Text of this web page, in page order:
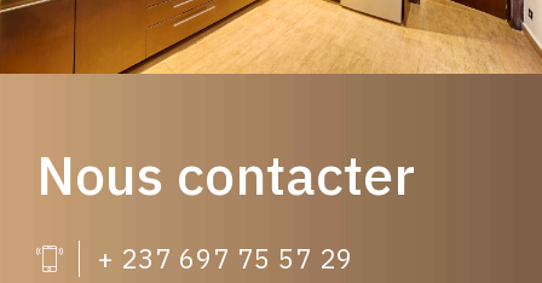
Nous contacter
+ 237 697 75 57 29